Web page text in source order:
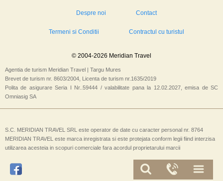
Despre noi Contact
Termeni si Conditii Contractul cu turistul
© 2004-2026 Meridian Travel
Agentia de turism Meridian Travel | Targu Mures
Brevet de turism nr. 8603/2004, Licenta de turism nr.1635/2019
Polita de asigurare Seria I Nr..59444 / valabilitate pana la 12.02.2027, emisa de SC
Omniasig SA
S.C. MERIDIAN TRAVEL SRL este operator de date cu caracter personal nr. 8764
MERIDIAN TRAVEL este marca inregistrata si este protejata conform legii fiind interzisa
utilizarea acesteia in scopuri comerciale fara acordul proprietarului marcii